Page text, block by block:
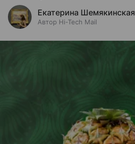
Екатерина Шемякинская
Автор Hi-Tech Mail